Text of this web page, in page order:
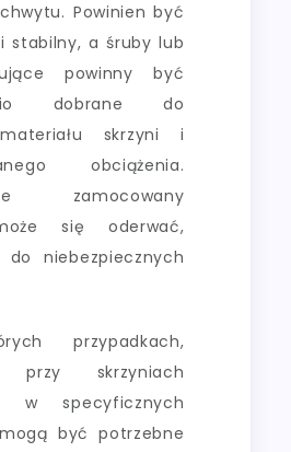
Powinien być
stabilny, a śruby lub
powinny być
dobrane do
skrzyni i
obciążenia.
zamocowany
się oderwać,
do niebezpiecznych
przypadkach,
przy skrzyniach
w specyficznych
być potrzebne